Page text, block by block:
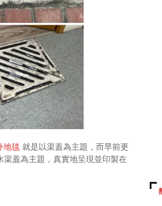
地毯 就是以渠蓋為主題，而早前更
蓋為主題，真實地呈現並印製在